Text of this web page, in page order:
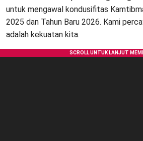
untuk mengawal kondusifitas
2025 dan Tahun Baru 2026. Kami
adalah kekuatan kita.